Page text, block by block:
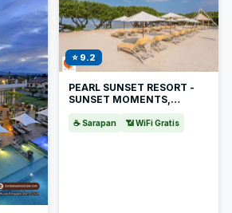
⭐ 9.2
PEARL SUNSET RESORT -
SUNSET MOMENTS,
☕ Sarapan 📶 WiFi Gratis